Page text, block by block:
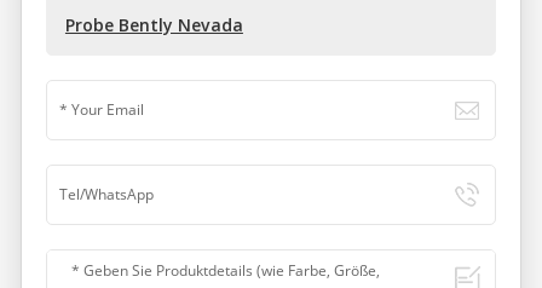
Probe Bently Nevada